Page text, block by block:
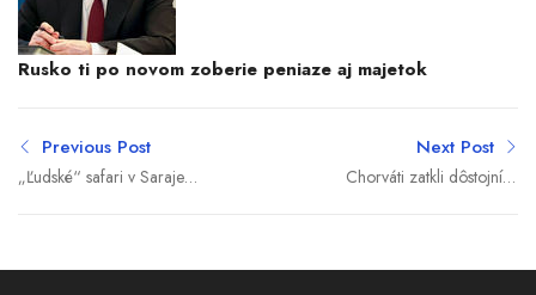
Rusko ti po novom zoberie peniaze aj majetok
Previous Post
„Ľudské“ safari v Sarajeve
Next Post
Chorváti zatkli dôstojníka